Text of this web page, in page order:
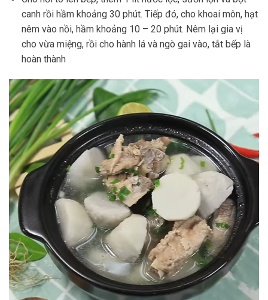
canh rồi hầm khoảng 30 phút. Tiếp đó, cho khoai môn, hạt
nêm vào nồi, hầm khoảng 10 – 20 phút. Nêm lại gia vị
cho vừa miệng, rồi cho hành lá và ngò gai vào, tắt bếp là
hoàn thành